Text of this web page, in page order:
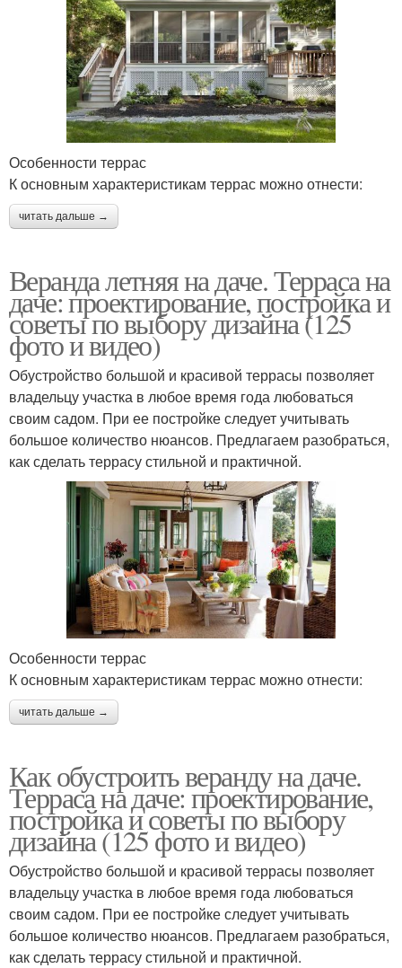
Особенности террас
К основным характеристикам террас можно отнести:
читать дальше →
Веранда летняя на даче. Терраса на
даче: проектирование, постройка и
советы по выбору дизайна (125
фото и видео)
Обустройство большой и красивой террасы позволяет
владельцу участка в любое время года любоваться
своим садом. При ее постройке следует учитывать
большое количество нюансов. Предлагаем разобраться,
как сделать террасу стильной и практичной.
Особенности террас
К основным характеристикам террас можно отнести:
читать дальше →
Как обустроить веранду на даче.
Терраса на даче: проектирование,
постройка и советы по выбору
дизайна (125 фото и видео)
Обустройство большой и красивой террасы позволяет
владельцу участка в любое время года любоваться
своим садом. При ее постройке следует учитывать
большое количество нюансов. Предлагаем разобраться,
как сделать террасу стильной и практичной.